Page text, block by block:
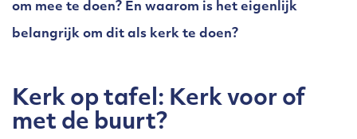
om mee te doen? En waarom is het eigenlijk
belangrijk om dit als kerk te doen?
Kerk op tafel: Kerk voor of
met de buurt?